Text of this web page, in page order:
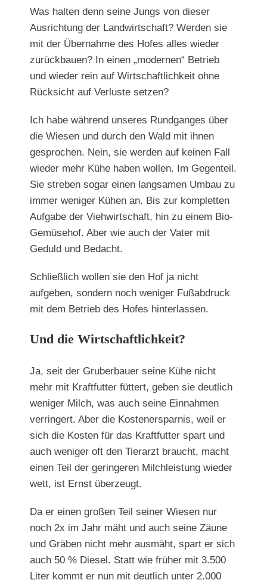
Was halten denn seine Jungs von dieser
Ausrichtung der Landwirtschaft? Werden sie
mit der Übernahme des Hofes alles wieder
zurückbauen? In einen „modernen“ Betrieb
und wieder rein auf Wirtschaftlichkeit ohne
Rücksicht auf Verluste setzen?
Ich habe während unseres Rundganges über
die Wiesen und durch den Wald mit ihnen
gesprochen. Nein, sie werden auf keinen Fall
wieder mehr Kühe haben wollen. Im Gegenteil.
Sie streben sogar einen langsamen Umbau zu
immer weniger Kühen an. Bis zur kompletten
Aufgabe der Viehwirtschaft, hin zu einem Bio-
Gemüsehof. Aber wie auch der Vater mit
Geduld und Bedacht.
Schließlich wollen sie den Hof ja nicht
aufgeben, sondern noch weniger Fußabdruck
mit dem Betrieb des Hofes hinterlassen.
Und die Wirtschaftlichkeit?
Ja, seit der Gruberbauer seine Kühe nicht
mehr mit Kraftfutter füttert, geben sie deutlich
weniger Milch, was auch seine Einnahmen
verringert. Aber die Kostenersparnis, weil er
sich die Kosten für das Kraftfutter spart und
auch weniger oft den Tierarzt braucht, macht
einen Teil der geringeren Milchleistung wieder
wett, ist Ernst überzeugt.
Da er einen großen Teil seiner Wiesen nur
noch 2x im Jahr mäht und auch seine Zäune
und Gräben nicht mehr ausmäht, spart er sich
auch 50 % Diesel. Statt wie früher mit 3.500
Liter kommt er nun mit deutlich unter 2.000